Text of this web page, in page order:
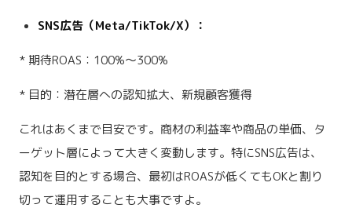
SNS広告（Meta/TikTok/X）：
* 期待ROAS：100%〜300%
* 目的：潜在層への認知拡大、新規顧客獲得
これはあくまで目安です。商材の利益率や商品の単価、タ
ーゲット層によって大きく変動します。特にSNS広告は、
認知を目的とする場合、最初はROASが低くてもOKと割り
切って運用することも大事ですよ。